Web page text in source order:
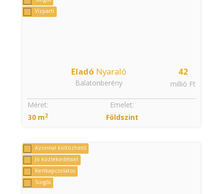
Vízparti
42
millió Ft
Eladó Nyaraló
Balatonberény
Méret:
30 m2
Emelet:
Földszint
Azonnal költözhető
Jó közlekedéssel
Kertkapcsolatos
Sürgős